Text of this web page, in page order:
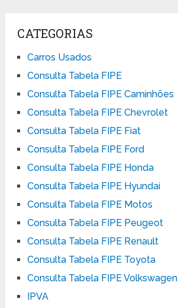
CATEGORIAS
Carros Usados
Consulta Tabela FIPE
Consulta Tabela FIPE Caminhões
Consulta Tabela FIPE Chevrolet
Consulta Tabela FIPE Fiat
Consulta Tabela FIPE Ford
Consulta Tabela FIPE Honda
Consulta Tabela FIPE Hyundai
Consulta Tabela FIPE Motos
Consulta Tabela FIPE Peugeot
Consulta Tabela FIPE Renault
Consulta Tabela FIPE Toyota
Consulta Tabela FIPE Volkswagen
IPVA